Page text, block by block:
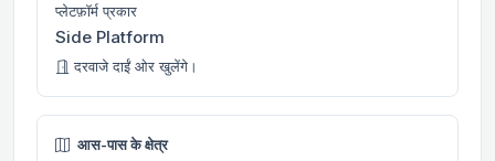
प्लेटफ़ॉर्म प्रकार
Side Platform
दरवाजे दाईं ओर खुलेंगे।
आस-पास के क्षेत्र